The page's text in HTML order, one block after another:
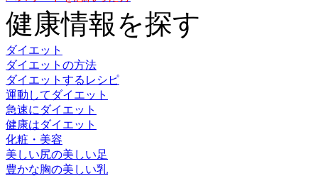
健康情報を探す
ダイエット
ダイエットの方法
ダイエットするレシピ
運動してダイエット
急速にダイエット
健康はダイエット
化粧・美容
美しい尻の美しい足
豊かな胸の美しい乳